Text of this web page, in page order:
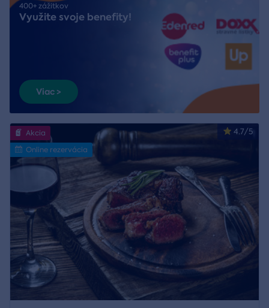
400+ zážitkov
Využite svoje benefity!
Viac >
4.7/5
Akcia
Online rezervácia